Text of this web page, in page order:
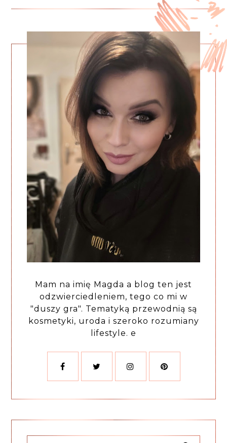
Mam na imię Magda a blog ten jest
odzwierciedleniem, tego co mi w
"duszy gra". Tematyką przewodnią są
kosmetyki, uroda i szeroko rozumiany
lifestyle. e